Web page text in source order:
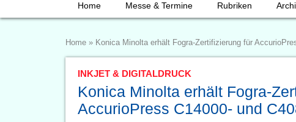
Home Messe & Termine Rubriken
Home » Konica Minolta erhält Fogra-Zertifizierung für
INKJET & DIGITALDRUCK
Konica Minolta erhält Fogra-
AccurioPress C14000- und